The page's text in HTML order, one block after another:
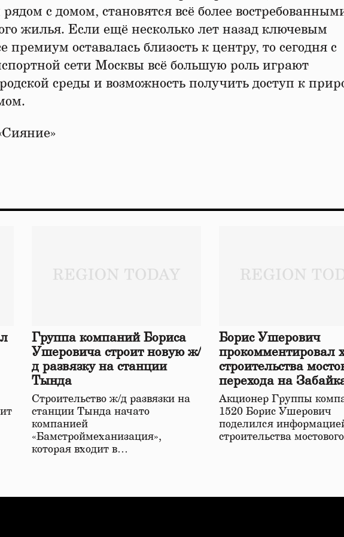
с домом, становятся всё более
жилья. Если ещё несколько лет назад ключевым
премиум оставалась близость к центру, то сегодня с
сети Москвы всё большую роль играют
среды и возможность получить доступ к
Группа компаний Бориса
Ушеровича строит новую ж/
д развязку на станции
Тында
Строительство ж/д развязки на
станции Тында начато
компанией
«Бамстроймеханизация»,
которая входит в…
Борис Ушерович
прокомментировал
строительства
перехода на
железной дороге
Акционер Группы
1520 Борис Ушерович
поделился
строительства